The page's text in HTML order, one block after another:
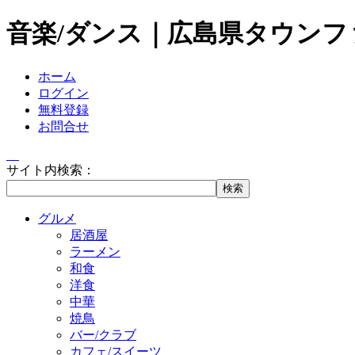
音楽/ダンス｜広島県タウンフ
ホーム
ログイン
無料登録
お問合せ
サイト内検索：
グルメ
居酒屋
ラーメン
和食
洋食
中華
焼鳥
バー/クラブ
カフェ/スイーツ